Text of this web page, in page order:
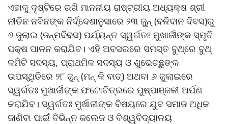
ଏହାକୁ ଦୃଷ୍ଟିରେ ରଖି ମାନନୀୟ ରାଷ୍ଟ୍ରୀୟ ଅଧ୍ୟକ୍ଷ ଶ୍ରୀ
ନୀତିନ ନବିନଙ୍କ ନିର୍ଦ୍ଦେଶାନୁସାରେ ୨୩ ଜୁ୍‌ନ୍ (ବଳିଦାନ ଦିବସ)ରୁ
୬ ଜୁଲାଇ (ଜନ୍ମଦିବସ) ପର୍ଯ୍ୟନ୍ତ ସ୍ୱର୍ଗତଃ ମୁଖାର୍ଜୀଙ୍କ ସ୍ମୃତି
ପକ୍ଷ ପାଳନ କରାଯିବ। ଏହି ଅବସରରେ ସମସ୍ତ ବୁଥ୍‌ରେ ବୁଥ୍
କମିଟି ସଦସ୍ୟ, ପ୍ରାଥମିକ ସଦସ୍ୟ ଓ ଶୁଭେଚ୍ଛୁଙ୍କ
ଉପସ୍ଥିତିରେ ୨୮ ଜୁନ୍ (ମନ୍ କି ବାତ୍‌) ଅଥବା ୬ ଜୁଲାଇରେ
ସ୍ୱର୍ଗତଃ ମୁଖାର୍ଜୀଙ୍କ ଫଟୋଚିତ୍ରରେ ପୁଷ୍ପାଞ୍ଜଳୀ ଅର୍ପଣ
କରାଯିବ। ସ୍ୱର୍ଗତଃ ମୁର୍ଖାଜୀଙ୍କ ବିଷୟରେ ଯୁବ ସମାଜ ଅଧିକ
ଜାଣିବା ପାଇଁ ବିଭିନ୍ନ କଲେଜ ଓ ବିଶ୍ୱବିଦ୍ୟାଳୟ